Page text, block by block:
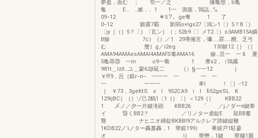
夢盈，面む ； 笥一／之 擁亀塁，b亀
亀 E… …嫉．、1 1一 測嘉，鴇誌…㌦
09−12 ￥5？，ge奪 1 了
0−12 癖露7覇 劉弱o×lgs27〔鴻ン1〔｝5？8〔｝
〔jy［（｝5？〔｝〔瓦ン｝（；52b9〔〕メT2〔｝o3AMB15A鱗
B鰺 7c｝｛）／1 29導擁言，彌……罫……醗、乏弓
む 蟹｝g／i2eg 130躯12［｝（］
AMA94AMAesAMAI4AMAfS毒AMA16 鰺…亘一 一＄ 屡
5亀尋⑳ 一in o9一葡 1 摩s2，（鴇霧
981t＿lzll…ユ＿蒙62β延二 ｛）§一一12 ｝
￥ff9，呂｛鍛r−n− 一一一 一 一 一
一 一一一 卑I ！〔｝−12
｛ ￥73，3geKtS x l 952CA9 i l fi52geSL K
129ijBC｝｛］ゾ己2鶴1〔1｛｝〔｝＜129｛］ KBB22
1 〆ノ／夕一片鍵滝顕 KBB26 「 ／jノダーπ鍵拳
イ 昏くBB2？ ／リノター虐錠E 鼠BB蓄
聾 ナヒニオ縛錠BKBBl9アルクレア蹄鍵縦鞭
1KDB22ノ’iノター轟藁轟．1 華鍛199｝ 畢嬉戸1駐蓼
オ り 華轡，1鍵 華穆1麗